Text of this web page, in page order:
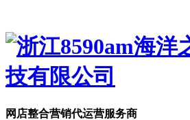
网店整合营销代运营服务商